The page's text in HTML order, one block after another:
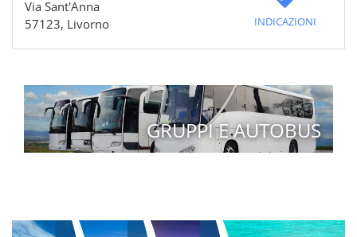
Via Sant'Anna
57123, Livorno
INDICAZIONI
GRUPPI E AUTOBUS